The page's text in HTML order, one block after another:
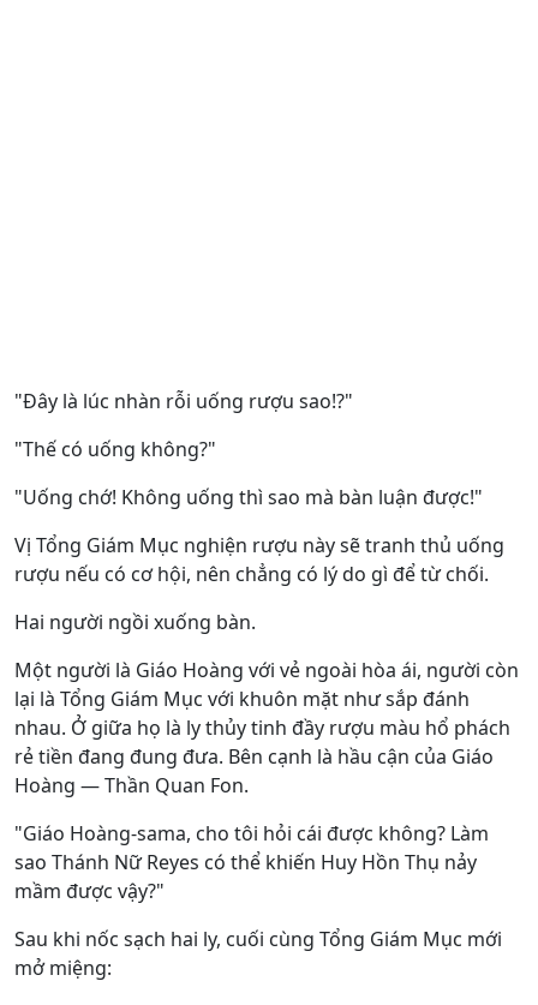
"Đây là lúc nhàn rỗi uống rượu sao!?"
"Thế có uống không?"
"Uống chớ! Không uống thì sao mà bàn luận được!"
Vị Tổng Giám Mục nghiện rượu này sẽ tranh thủ uống
rượu nếu có cơ hội, nên chẳng có lý do gì để từ chối.
Hai người ngồi xuống bàn.
Một người là Giáo Hoàng với vẻ ngoài hòa ái, người còn
lại là Tổng Giám Mục với khuôn mặt như sắp đánh
nhau. Ở giữa họ là ly thủy tinh đầy rượu màu hổ phách
rẻ tiền đang đung đưa. Bên cạnh là hầu cận của Giáo
Hoàng — Thần Quan Fon.
"Giáo Hoàng-sama, cho tôi hỏi cái được không? Làm
sao Thánh Nữ Reyes có thể khiến Huy Hồn Thụ nảy
mầm được vậy?"
Sau khi nốc sạch hai ly, cuối cùng Tổng Giám Mục mới
mở miệng: